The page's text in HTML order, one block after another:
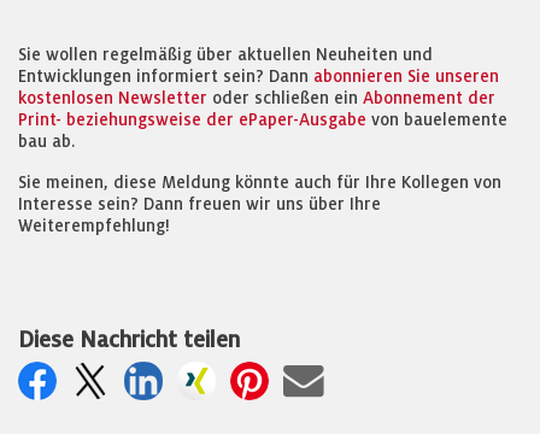
Sie wollen regelmäßig über aktuellen Neuheiten und
Entwicklungen informiert sein? Dann abonnieren Sie unseren
kostenlosen Newsletter oder schließen ein Abonnement der
Print- beziehungsweise der ePaper-Ausgabe von bauelemente
bau ab.
Sie meinen, diese Meldung könnte auch für Ihre Kollegen von
Interesse sein? Dann freuen wir uns über Ihre
Weiterempfehlung!
Diese Nachricht teilen